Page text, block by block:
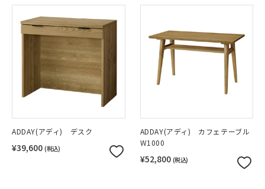
ADDAY(アディ) デスク
¥39,600 (税込)
ADDAY(アディ) カフェテーブル
W1000
¥52,800 (税込)